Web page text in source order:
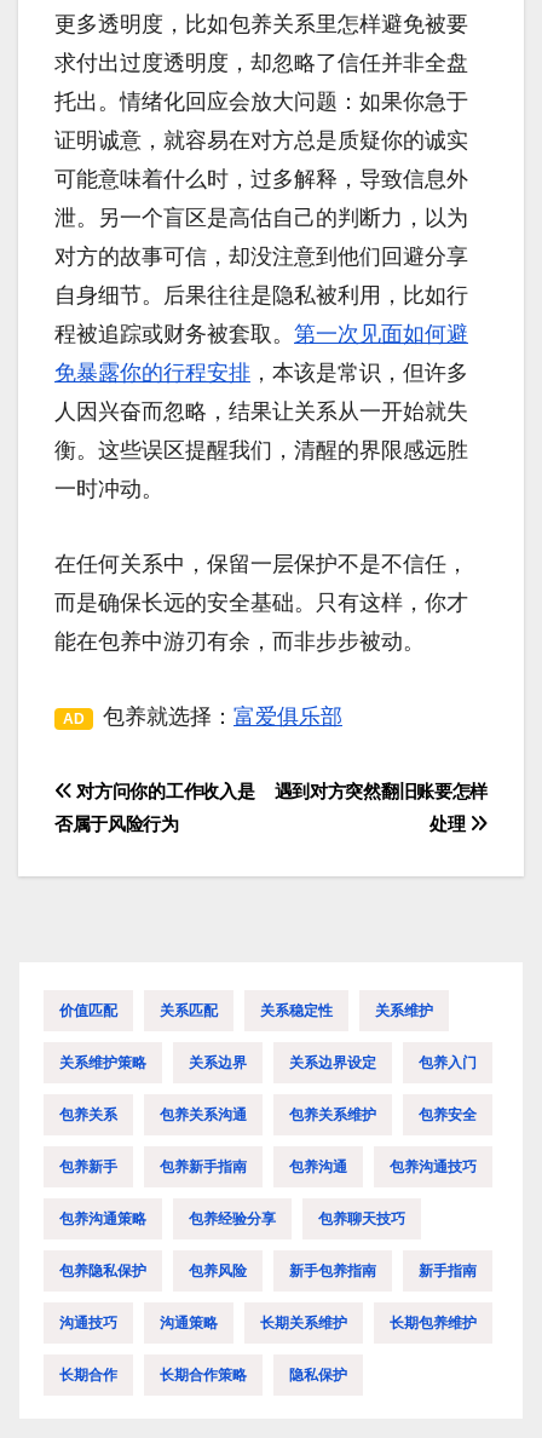
更多透明度，比如包养关系里怎样避免被要
求付出过度透明度，却忽略了信任并非全盘
托出。情绪化回应会放大问题：如果你急于
证明诚意，就容易在对方总是质疑你的诚实
可能意味着什么时，过多解释，导致信息外
泄。另一个盲区是高估自己的判断力，以为
对方的故事可信，却没注意到他们回避分享
自身细节。后果往往是隐私被利用，比如行
程被追踪或财务被套取。 第一次见面如何避
免暴露你的行程安排 ，本该是常识，但许多
人因兴奋而忽略，结果让关系从一开始就失
衡。这些误区提醒我们，清醒的界限感远胜
一时冲动。
在任何关系中，保留一层保护不是不信任，
而是确保长远的安全基础。只有这样，你才
能在包养中游刃有余，而非步步被动。
AD 包养就选择： 富爱俱乐部
文
导
遇到对方突然翻旧账要怎样
处理
对方问你的工作收入是
否属于风险行为
价值匹配 关系匹配 关系稳定性 关系维护
关系维护策略 关系边界 关系边界设定 包养入门
包养关系 包养关系沟通 包养关系维护 包养安全
包养新手 包养新手指南 包养沟通 包养沟通技巧
包养沟通策略 包养经验分享 包养聊天技巧
包养隐私保护 包养风险 新手包养指南 新手指南
沟通技巧 沟通策略 长期关系维护 长期包养维护
长期合作 长期合作策略 隐私保护